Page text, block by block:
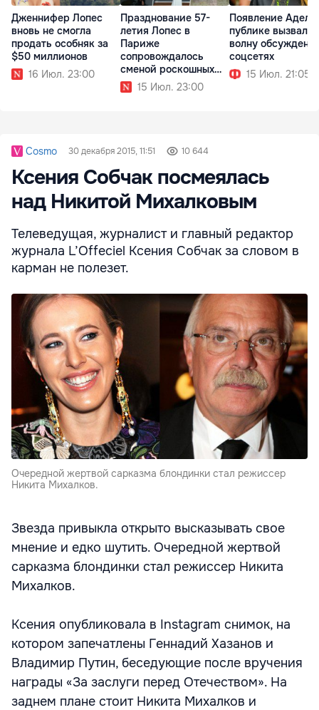
Дженнифер Лопес
вновь не смогла
продать особняк за
$50 миллионов
16 Июл. 23:00
Празднование 57-
летия Лопес в
Париже
сопровождалось
сменой роскошных
образов
15 Июл. 23:00
Появление Адель
публике вызвало
волну
соцсетях
15 Июл. 21:05
Cosmo 30 декабря 2015, 11:51 10 644
Ксения Собчак посмеялась
над Никитой Михалковым
Телеведущая, журналист и главный редактор
журнала L’Offeciel Ксения Собчак за словом в
карман не полезет.
Очередной жертвой сарказма блондинки стал режиссер
Никита Михалков.
Звезда привыкла открыто высказывать свое
мнение и едко шутить. Очередной жертвой
сарказма блондинки стал режиссер Никита
Михалков.
Ксения опубликовала в Instagram снимок, на
котором запечатлены Геннадий Хазанов и
Владимир Путин, беседующие после вручения
награды «За заслуги перед Отечеством». На
заднем плане стоит Никита Михалков и